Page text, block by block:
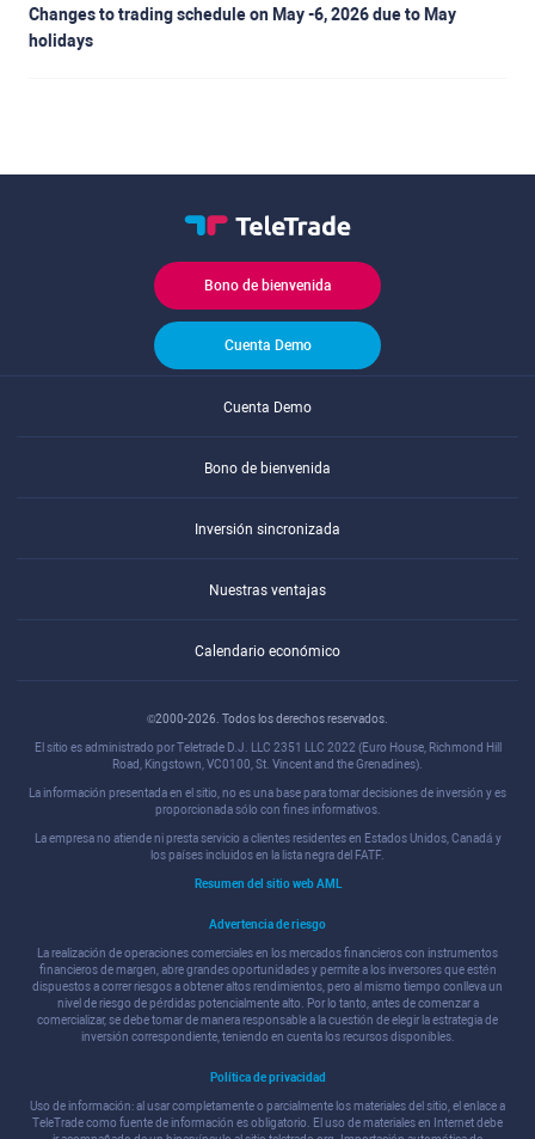
Changes to trading schedule on May -6, 2026 due to May
holidays
Bono de bienvenida
Cuenta Demo
Cuenta Demo
Bono de bienvenida
Inversión sincronizada
Nuestras ventajas
Calendario económico
©2000-2026. Todos los derechos reservados.
El sitio es administrado por Teletrade D.J. LLC 2351 LLC 2022 (Euro House, Richmond Hill
Road, Kingstown, VC0100, St. Vincent and the Grenadines).
La información presentada en el sitio, no es una base para tomar decisiones de inversión y es
proporcionada sólo con fines informativos.
La empresa no atiende ni presta servicio a clientes residentes en Estados Unidos, Canadá y
los países incluidos en la lista negra del FATF.
Resumen del sitio web AML
Advertencia de riesgo
La realización de operaciones comerciales en los mercados financieros con instrumentos
financieros de margen, abre grandes oportunidades y permite a los inversores que estén
dispuestos a correr riesgos a obtener altos rendimientos, pero al mismo tiempo conlleva un
nivel de riesgo de pérdidas potencialmente alto. Por lo tanto, antes de comenzar a
comercializar, se debe tomar de manera responsable a la cuestión de elegir la estrategia de
inversión correspondiente, teniendo en cuenta los recursos disponibles.
Política de privacidad
Uso de información: al usar completamente o parcialmente los materiales del sitio, el enlace a
TeleTrade como fuente de información es obligatorio. El uso de materiales en Internet debe